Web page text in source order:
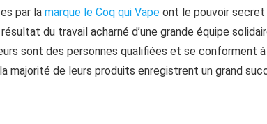
par la marque le Coq qui Vape ont le pouvoir secret
du travail acharné d’une grande équipe
sont des personnes qualifiées et se conforment
majorité de leurs produits enregistrent un grand